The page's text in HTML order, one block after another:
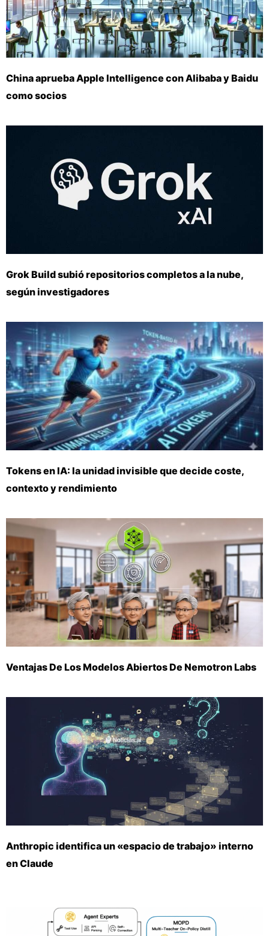
China aprueba Apple Intelligence con Alibaba y Baidu
como socios
Grok Build subió repositorios completos a la nube,
según investigadores
Tokens en IA: la unidad invisible que decide coste,
contexto y rendimiento
Ventajas De Los Modelos Abiertos De Nemotron Labs
Anthropic identifica un «espacio de trabajo» interno
en Claude